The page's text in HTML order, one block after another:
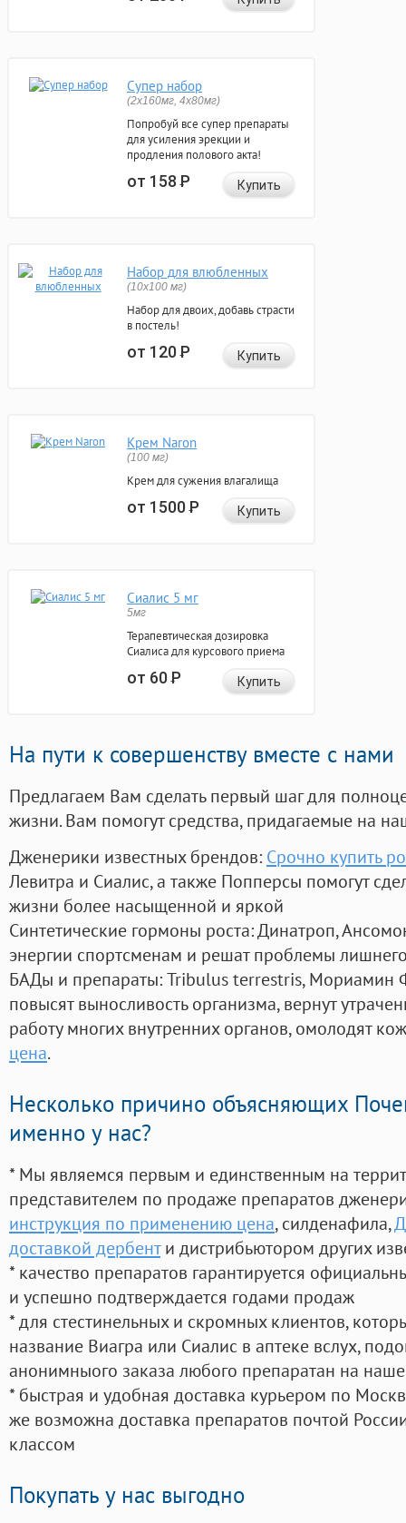
Супер набор
(2х160мг, 4х80мг)
Попробуй все супер препараты
для усиления эрекции и
продления полового акта!
от 158Р Купить
Набор для влюбленных
(10х100 мг)
Набор для двоих, добавь страсти
в постель!
от 120Р Купить
Крем Naron
(100 мг)
Крем для сужения влагалища
от 1500Р Купить
Сиалис 5 мг
5мг
Терапевтическая дозировка
Сиалиса для курсового приема
от 60Р Купить
На пути к совершенству вместе с нами
Предлагаем Вам сделать первый шаг для
жизни. Вам помогут средства, придагаемые на
Дженерики известных брендов: Срочно купить
Левитра и Сиалис, а также Попперсы помогут
жизни более насыщенной и яркой
Синтетические гормоны роста: Динатроп,
энергии спортсменам и решат проблемы
БАДы и препараты:Tribulus terrestris, Мориамин
повысят выносливость организма, вернут
работу многих внутренних органов, омолодят
цена.
Несколько причино объясняющих
именно у нас?
* Мы являемся первым и единственным на
представителем по продаже препаратов
инструкция по применению цена, силденафила,
доставкой дербенти дистрибьютором других
* качество препаратов гарантируется
и успешно подтверждается годами продаж
* для стестинельных и скромных клиентов,
название Виагра или Сиалис в аптеке вслух,
анонимныого заказа любого препаратан на
* быстрая и удобная доставка курьером по
же возможна доставка препаратов почтой
классом
Покупать у нас выгодно